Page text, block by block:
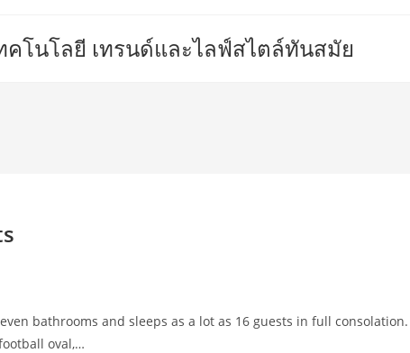
โนโลยี เทรนด์และไลฟ์สไตล์ทันสมัย
bathrooms and sleeps as a lot as 16 guests in full consolation.
oval,…